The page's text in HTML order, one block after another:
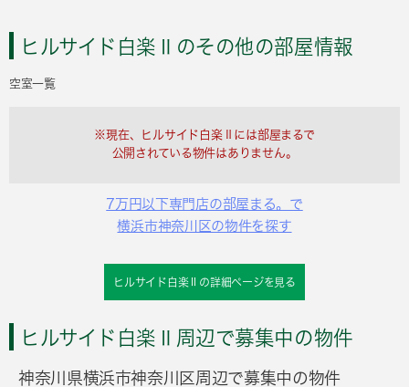
ヒルサイド白楽Ⅱのその他の部屋情報
空室一覧
※現在、ヒルサイド白楽Ⅱには部屋まるで
公開されている物件はありません。
7万円以下専門店の部屋まる。で
横浜市神奈川区の物件を探す
ヒルサイド白楽Ⅱの詳細ページを見る
ヒルサイド白楽Ⅱ周辺で募集中の物件
神奈川県横浜市神奈川区周辺で募集中の物件